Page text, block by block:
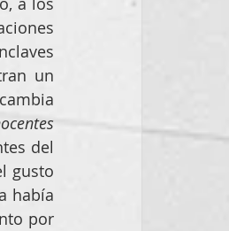
un
del
gusto
había
por